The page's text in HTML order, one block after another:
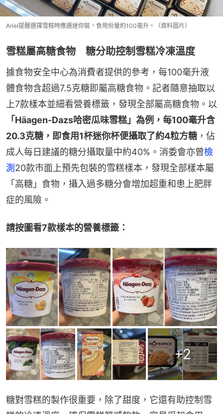
Ariel提醒選擇雪糕時應選迷你裝，食用份量約100毫升。（資料圖片）
雪糕屬高糖食物 糖分助控制雪糕冷凍溫度
據食物安全中心為消費者提供的參考，每100毫升液
體食物含超過7.5克糖即屬高糖食物。記者隨意抽取以
上7款樣本並細看營養標籤，發現全部屬高糖食物。以
「Häagen-Dazs哈密瓜味雪糕」為例，每100毫升含
20.3克糖，即食用1杯迷你杯便攝取了約4粒方糖 ，佔
成人每日建議的糖分攝取量中約40%。消委會亦曾檢
測 20款市面上預先包裝的雪糕樣本，發現全部樣本屬
「高糖」食物，攝入過多糖分會增加超重和患上肥胖
症的風險。
請按圖看7款樣本的營養標籤：
+2
糖對雪糕的製作很重要，除了甜度，它還有助控制雪